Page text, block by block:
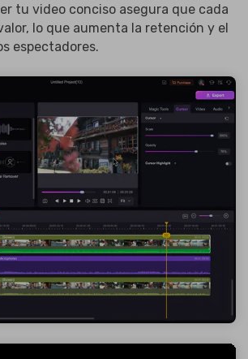
tu video conciso asegura que cada
lo que aumenta la retención y el
espectadores.